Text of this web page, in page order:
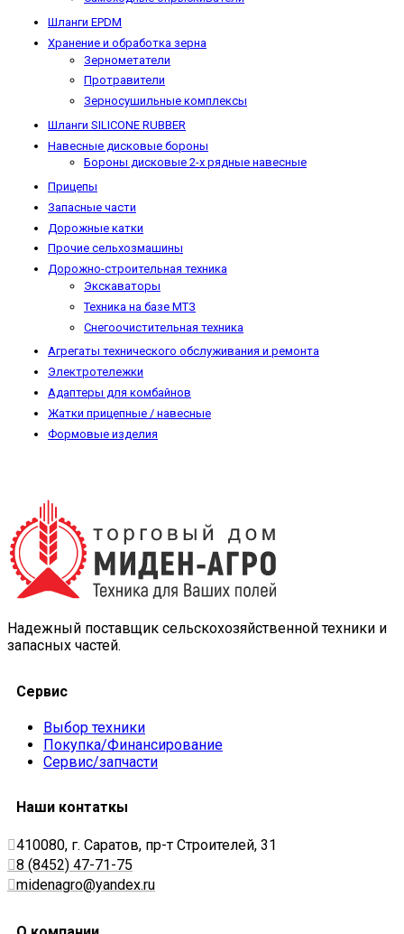
Шланги EPDM
Хранение и обработка зерна
Зернометатели
Протравители
Зерносушильные комплексы
Шланги SILICONE RUBBER
Навесные дисковые бороны
Бороны дисковые 2-х рядные навесные
Прицепы
Запасные части
Дорожные катки
Прочие сельхозмашины
Дорожно-строительная техника
Экскаваторы
Техника на базе МТЗ
Снегоочистительная техника
Агрегаты технического обслуживания и ремонта
Электротележки
Адаптеры для комбайнов
Жатки прицепные / навесные
Формовые изделия
Надежный поставщик сельскохозяйственной техники и
запасных частей.
Сервис
Выбор техники
Покупка/Финансирование
Сервис/запчасти
Наши контаткы
410080, г. Саратов, пр-т Строителей, 31
8 (8452) 47-71-75
midenagro@yandex.ru